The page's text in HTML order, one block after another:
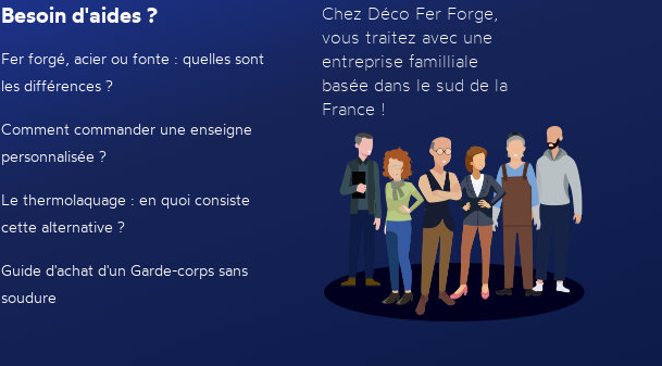
Besoin d'aides ?
Fer forgé, acier ou fonte : quelles sont
les différences ?
Comment commander une enseigne
personnalisée ?
Le thermolaquage : en quoi consiste
cette alternative ?
Guide d'achat d'un Garde-corps sans
soudure
Chez Déco Fer Forge,
vous traitez avec une
entreprise familliale
basée dans le sud de la
France !